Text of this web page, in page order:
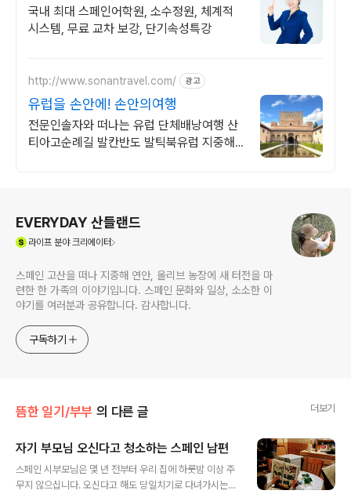
국내 최대 스페인어학원, 소수정원, 체계적
시스템, 무료 교차 보강, 단기속성특강
http://www.sonantravel.com/ 광고
유럽을 손안에! 손안의여행
전문인솔자와 떠나는 유럽 단체배낭여행 산
티아고순례길 발칸반도 발틱북유럽 지중해
EVERYDAY 산들랜드
라이프분야 크리에이터
스페인 고산을 떠나 지중해 연안, 올리브 농장에 새 터전을 마
련한 한 가족의 이야기입니다. 스페인 문화와 일상, 소소한 이
야기를 여러분과 공유합니다. 감사합니다.
구독하기
뜸한 일기/부부 의 다른 글 더보기
자기 부모님 오신다고 청소하는 스페인 남편
스페인 시부모님은 몇 년 전부터 우리 집에 하룻밤 이상 주
무지 않으십니다. 오신다고 해도 당일치기로 다녀가시는